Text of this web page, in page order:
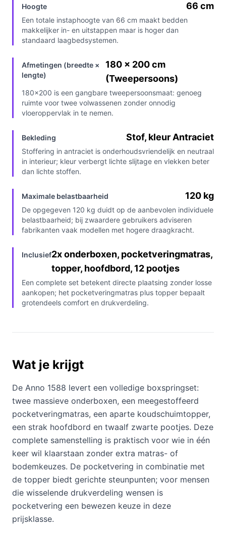
Hoogte 66 cm
Een totale instaphoogte van 66 cm maakt bedden
makkelijker in- en uitstappen maar is hoger dan
standaard laagbedsystemen.
Afmetingen (breedte ×
lengte)
180 × 200 cm
(Tweepersoons)
180×200 is een gangbare tweepersoonsmaat: genoeg
ruimte voor twee volwassenen zonder onnodig
vloeroppervlak in te nemen.
Bekleding Stof, kleur Antraciet
Stoffering in antraciet is onderhoudsvriendelijk en neutraal
in interieur; kleur verbergt lichte slijtage en vlekken beter
dan lichte stoffen.
Maximale belastbaarheid 120 kg
De opgegeven 120 kg duidt op de aanbevolen individuele
belastbaarheid; bij zwaardere gebruikers adviseren
fabrikanten vaak modellen met hogere draagkracht.
Inclusief2x onderboxen, pocketveringmatras,
topper, hoofdbord, 12 pootjes
Een complete set betekent directe plaatsing zonder losse
aankopen; het pocketveringmatras plus topper bepaalt
grotendeels comfort en drukverdeling.
Wat je krijgt
De Anno 1588 levert een volledige boxspringset:
twee massieve onderboxen, een meegestoffeerd
pocketveringmatras, een aparte koudschuimtopper,
een strak hoofdbord en twaalf zwarte pootjes. Deze
complete samenstelling is praktisch voor wie in één
keer wil klaarstaan zonder extra matras- of
bodemkeuzes. De pocketvering in combinatie met
de topper biedt gerichte steunpunten; voor mensen
die wisselende drukverdeling wensen is
pocketvering een bewezen keuze in deze
prijsklasse.